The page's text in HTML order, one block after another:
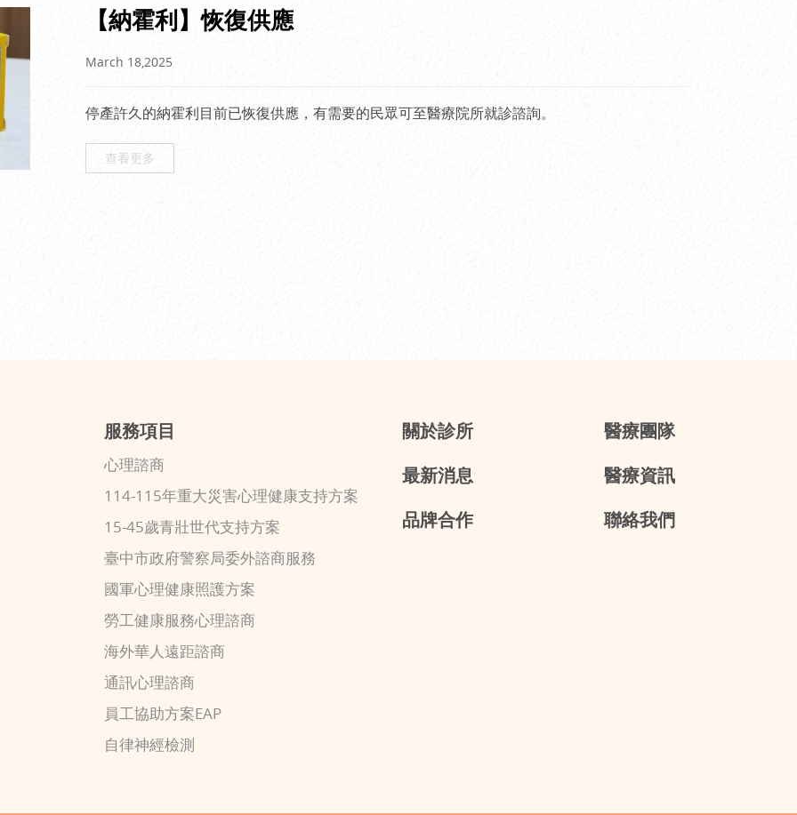
【納霍利】恢復供應
March 18,2025
停產許久的納霍利目前已恢復供應，有需要的民眾可至醫療院所就診諮詢。
查看更多
服務項目
心理諮商
114-115年重大災害心理健康支持方案
15-45歲青壯世代支持方案
臺中市政府警察局委外諮商服務
國軍心理健康照護方案
勞工健康服務心理諮商
海外華人遠距諮商
通訊心理諮商
員工協助方案EAP
自律神經檢測
關於診所
醫療團隊
最新消息
醫療資訊
品牌合作
聯絡我們